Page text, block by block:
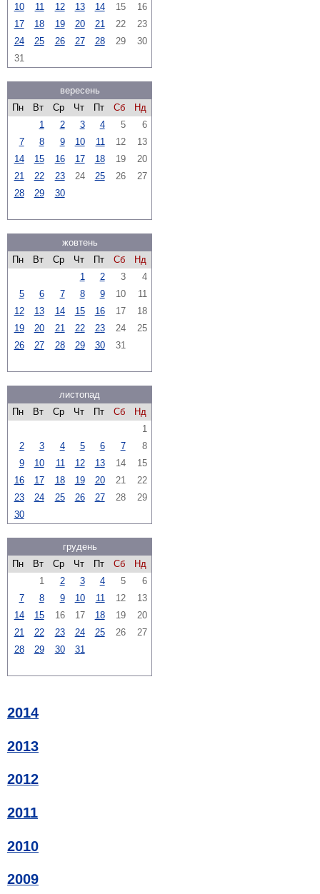
10
11 12 13 14 15
16
17
18 19 20 21 22
23
24
25 26 27 28 29
30
31
вересень
Пн
Вт Ср Чт Пт Сб
Нд
1
2 3 4 5
6
7
8 9 10 11 12
13
14
15 16 17 18 19
20
21
22 23 24 25 26
27
28
29 30
жовтень
Пн
Вт Ср Чт Пт Сб
Нд
1
2 3
4
5
6 7 8 9 10
11
12
13 14 15 16 17
18
19
20 21 22 23 24
25
26
27 28 29 30 31
листопад
Пн
Вт Ср Чт Пт Сб
Нд
1
2
3 4 5 6 7
8
9
10 11 12 13 14
15
16
17 18 19 20 21
22
23
24 25 26 27 28
29
30
грудень
Пн
Вт Ср Чт Пт Сб
Нд
1
2 3 4 5
6
7
8 9 10 11 12
13
14
15 16 17 18 19
20
21
22 23 24 25 26
27
28
29 30 31
2014
2013
2012
2011
2010
2009